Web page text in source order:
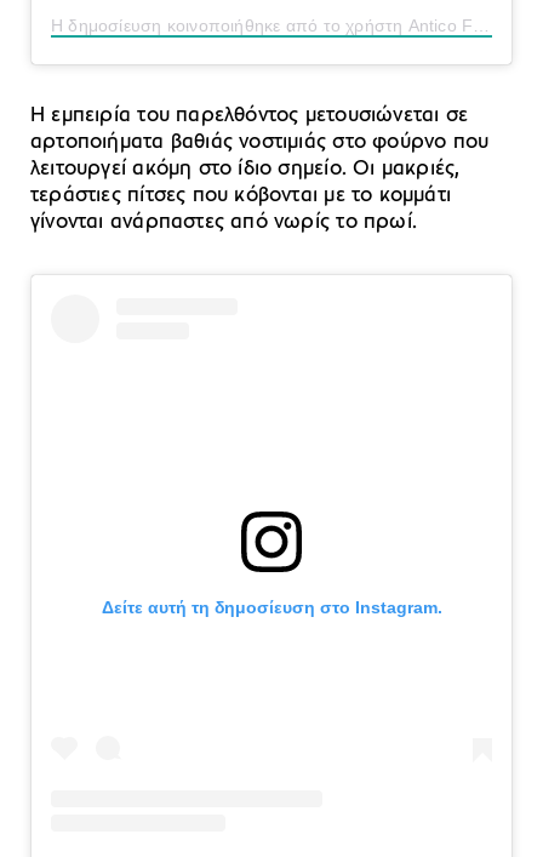
Η δημοσίευση κοινοποιήθηκε από το χρήστη Antico Forno Roscioli (@anticofornoroscioli)
Η εμπειρία του παρελθόντος μετουσιώνεται σε
αρτοποιήματα βαθιάς νοστιμιάς στο φούρνο που
λειτουργεί ακόμη στο ίδιο σημείο. Οι μακριές,
τεράστιες πίτσες που κόβονται με το κομμάτι
γίνονται ανάρπαστες από νωρίς το πρωί.
Δείτε αυτή τη δημοσίευση στο Instagram.